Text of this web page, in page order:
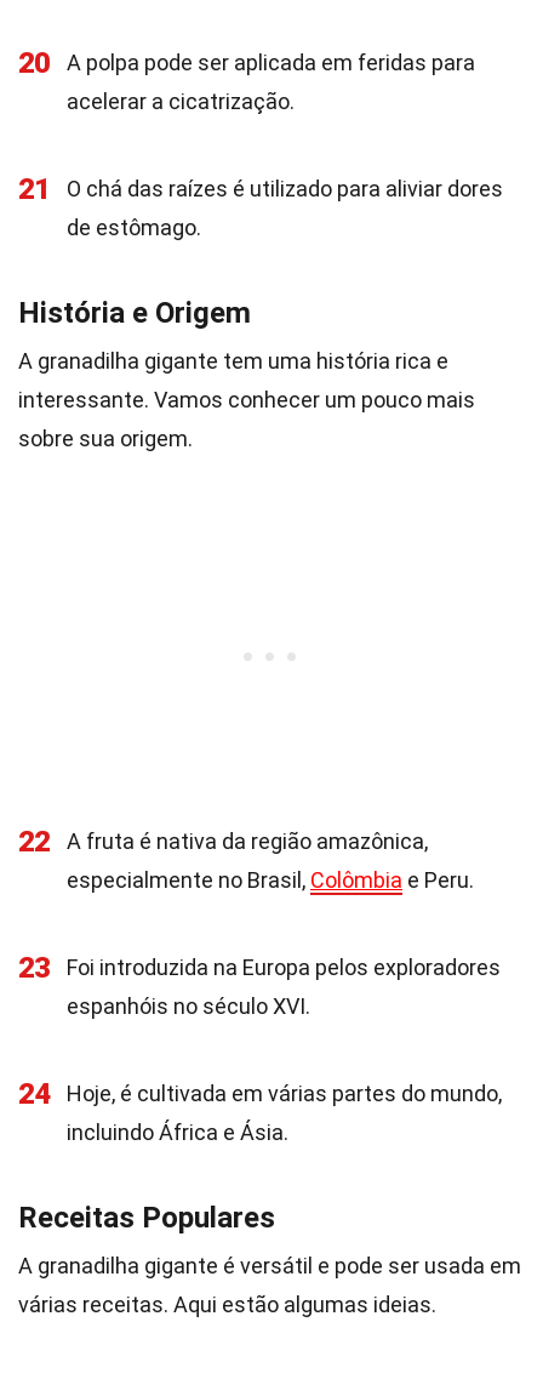
20
A polpa pode ser aplicada em feridas para
acelerar a cicatrização.
21
O chá das raízes é utilizado para aliviar dores
de estômago.
História e Origem
A granadilha gigante tem uma história rica e
interessante. Vamos conhecer um pouco mais
sobre sua origem.
22
A fruta é nativa da região amazônica,
especialmente no Brasil, Colômbia e Peru.
23
Foi introduzida na Europa pelos exploradores
espanhóis no século XVI.
24
Hoje, é cultivada em várias partes do mundo,
incluindo África e Ásia.
Receitas Populares
A granadilha gigante é versátil e pode ser usada em
várias receitas. Aqui estão algumas ideias.